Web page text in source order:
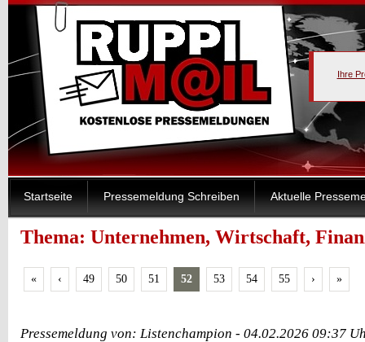
Ihre
Startseite Pressemeldung Schreiben Aktuelle
Thema: Unternehmen, Wirtschaft,
« ‹ 49 50 51 52 53 54 55 › »
Pressemeldung von: Listenchampion - 04.02.2026 09:37